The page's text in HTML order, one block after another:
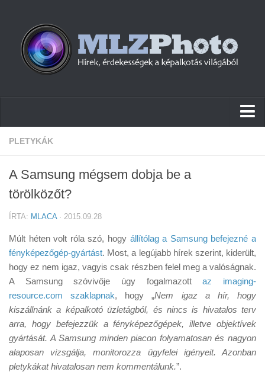
Hírek
Cikkek
Tudástár
Tanácsok
Helyszíni Riport
E-BB
PLETYKÁK
A Samsung mégsem dobja be a
törölközőt?
ÍRTA: MLACA· 2015.09.28
Múlt héten volt róla szó, hogy állítólag a Samsung befejezné a
fényképezőgép-gyártást. Most, a legújabb hírek szerint, kiderült,
hogy ez nem igaz, vagyis csak részben felel meg a valóságnak.
A Samsung szóvivője úgy fogalmazottaz imaging-
resource.com szaklapnak, hogy „Nem igaz a hír, hogy
kiszállnánk a képalkotó üzletágból, és nincs is hivatalos terv
arra, hogy befejezzük a fényképezőgépek, illetve objektívek
gyártását. A Samsung minden piacon folyamatosan és nagyon
alaposan vizsgálja, monitorozza ügyfelei igényeit. Azonban
pletykákat hivatalosan nem kommentálunk.”.